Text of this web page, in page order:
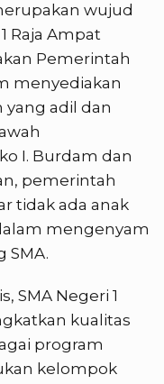
wujud
Raja Ampat
Pemerintah
menyediakan
adil dan
I. Burdam dan
pemerintah
tidak ada anak
mengenyam
SMA.
SMA Negeri 1
kualitas
program
kelompok